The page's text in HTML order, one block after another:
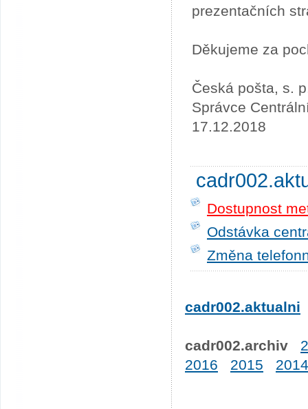
prezentačních
Děkujeme za
Česká pošta, s.
Správce
17.12.2018
Dostupnost
Odstávka
Změna
cadr002.aktualni
cadr002.archiv
2016
2015 2014